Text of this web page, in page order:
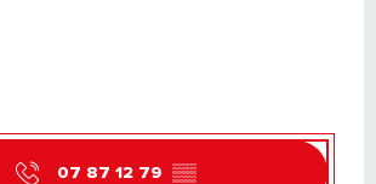
07 87 12 79 ▒▒